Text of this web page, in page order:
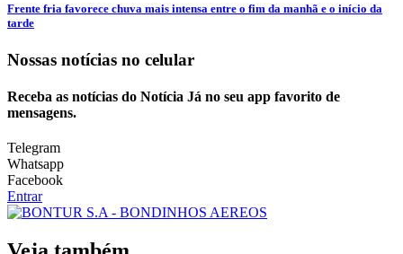
Frente fria favorece chuva mais intensa entre o fim da manhã e o início da
tarde
Nossas notícias no celular
Receba as notícias do Notícia Já no seu app favorito de
mensagens.
Telegram
Whatsapp
Facebook
Entrar